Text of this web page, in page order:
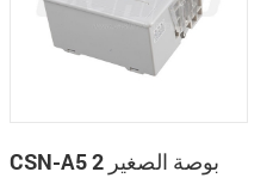
CSN-A5 2 بوصة الصغير